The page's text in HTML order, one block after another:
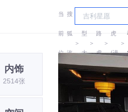
当
前
位
搜
狐
汽
车
＞
车
型
大
全
＞
路
虎
＞
虎
(进
口)
＞
内饰
2514张